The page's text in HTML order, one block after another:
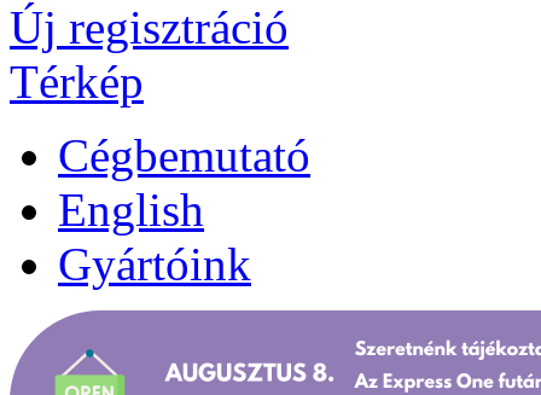
Új regisztráció
Térkép
Cégbemutató
English
Gyártóink